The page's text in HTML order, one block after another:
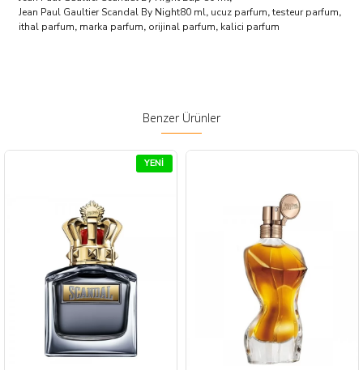
Jean Paul Gaultier Scandal By Night80 ml, ucuz parfum,testeur parfum,
ithal parfum, marka parfum, orijinal parfum, kalici parfum
Benzer Ürünler
YENI